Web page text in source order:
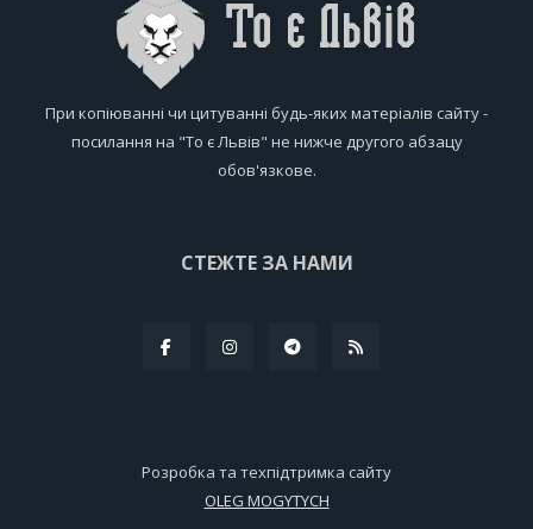
При копіюванні чи цитуванні будь-яких матеріалів сайту -
посилання на "То є Львів" не нижче другого абзацу
обов'язкове.
СТЕЖТЕ ЗА НАМИ
Розробка та техпідтримка сайту
OLEG MOGYTYCH